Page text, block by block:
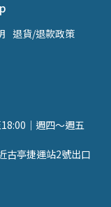
退貨/退款政策
｜週四～週五
古亭捷運站2號出口